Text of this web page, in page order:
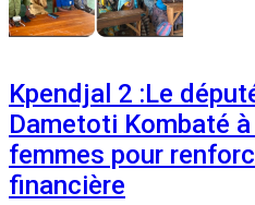
Kpendjal 2 :Le
Dametoti Kombaté
femmes pour
financière